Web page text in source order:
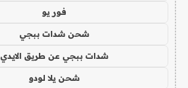
فور يو
شحن شدات ببجي
شدات ببجي عن طريق الايدي
شحن يلا لودو